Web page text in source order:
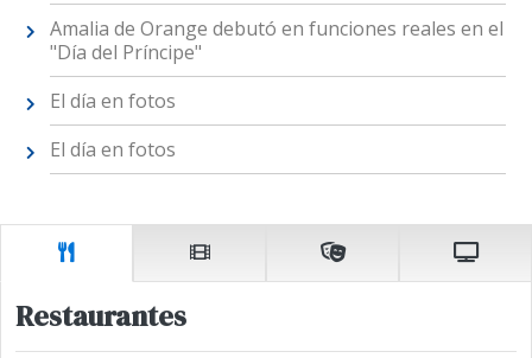
Amalia de Orange debutó en funciones reales en el
"Día del Príncipe"
El día en fotos
El día en fotos
Restaurantes